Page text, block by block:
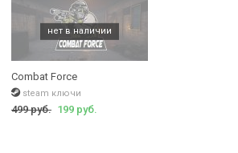
Combat Force
steam ключи
499 руб. 199 руб.